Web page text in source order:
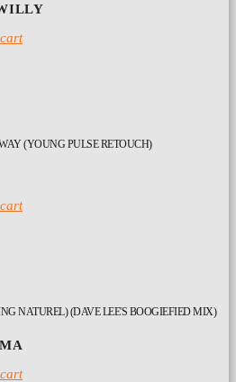
(YOUNG PULSE RETOUCH)
NATUREL) (DAVE LEE'S BOOGIEFIED MIX)